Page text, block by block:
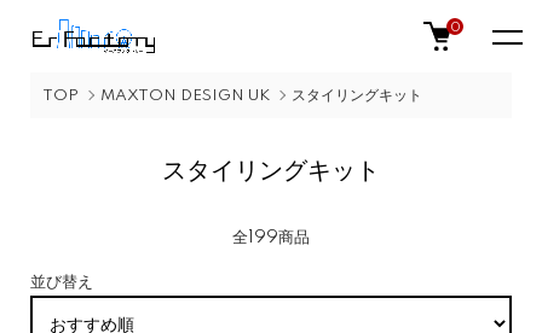
0
TOP MAXTON DESIGN UK スタイリングキット
スタイリングキット
全199商品
並び替え